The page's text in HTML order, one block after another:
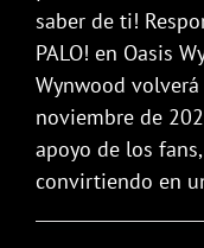
saber de ti!
PALO! en Oasis
Wynwood
noviembre de
apoyo de los
convirtiendo en